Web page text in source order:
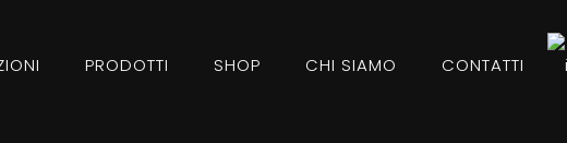
PRODOTTI SHOP CHI SIAMO CONTATTI